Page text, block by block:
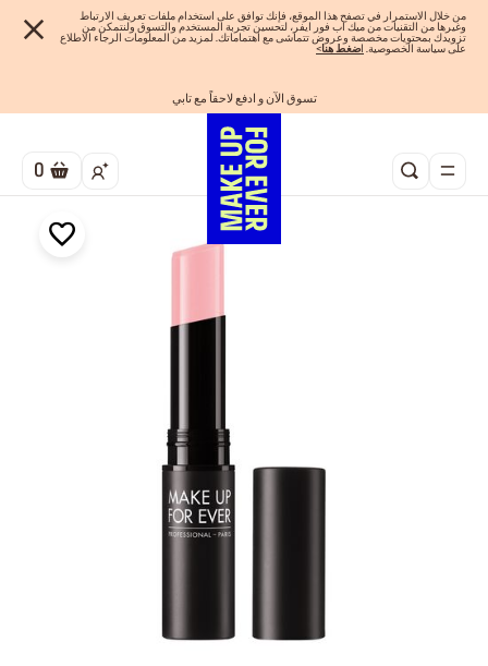
من خلال الاستمرار في تصفح هذا الموقع، فإنك توافق على استخدام ملفات تعريف الارتباط
وغيرها من التقنيات من ميك اب فور ايفر، لتحسين تجربة المستخدم والتسوق ولنتمكن من
تزويدك بمحتويات مخصصة وعروض تتماشى مع اهتماماتك. لمزيد من المعلومات الرجاء الاطلاع
على سياسة الخصوصية. ضغط هنا>
شحن مجاني لجميع الطلبات
تسوق الآن و ادفع لاحقاً مع تابي
الفرصة الأخيرة: خصم 25% على خطوط مختارة
0